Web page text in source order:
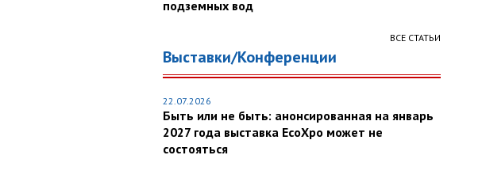
подземных вод
ВСЕ СТАТЬИ
Выставки/Конференции
22.07.2026
Быть или не быть: анонсированная на январь
2027 года выставка EcoXpo может не
состояться